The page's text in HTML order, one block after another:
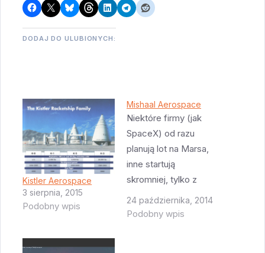
DODAJ DO ULUBIONYCH:
Kistler Aerospace
3 sierpnia, 2015
Podobny wpis
Mishaal Aerospace
Niektóre firmy (jak
SpaceX) od razu
planują lot na Marsa,
inne startują
skromniej, tylko z
planami lotów na
Księżyc. Jedną z nich
24 października, 2014
Podobny wpis